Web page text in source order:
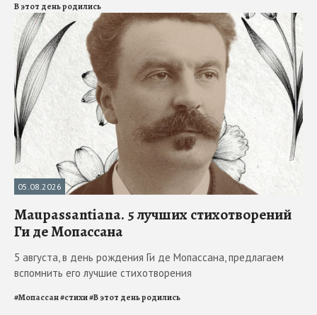
В этот день родились
05.08.2026
Maupassantiana. 5 лучших стихотворений
Ги де Мопассана
5 августа, в день рождения Ги де Мопассана, предлагаем
вспомнить его лучшие стихотворения
#Мопассан#стихи#В этот день родились